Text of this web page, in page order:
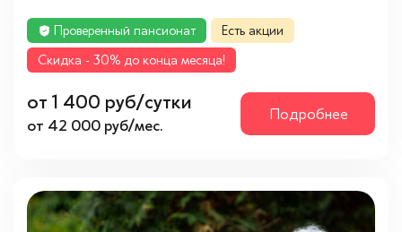
Проверенный пансионат
Есть акции
Cкидка - 30% до конца месяца!
от 1 400 руб/сутки
от 42 000 руб/мес.
Подробнее